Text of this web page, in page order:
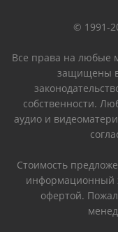
© 1991-
Все права на любые
защищены в
собственности.
аудио и
Стоимость
информационный
офертой.